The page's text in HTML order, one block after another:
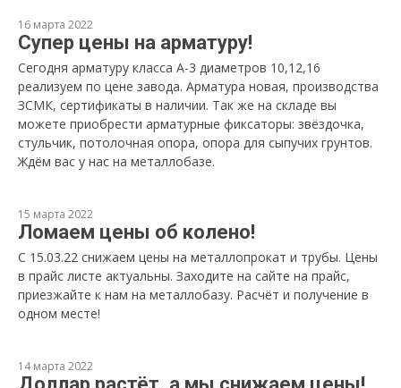
16 марта 2022
Супер цены на арматуру!
Сегодня арматуру класса А-3 диаметров 10,12,16
реализуем по цене завода. Арматура новая, производства
ЗСМК, сертификаты в наличии. Так же на складе вы
можете приобрести арматурные фиксаторы: звёздочка,
стульчик, потолочная опора, опора для сыпучих грунтов.
Ждём вас у нас на металлобазе.
15 марта 2022
Ломаем цены об колено!
С 15.03.22 снижаем цены на металлопрокат и трубы. Цены
в прайс листе актуальны. Заходите на сайте на прайс,
приезжайте к нам на металлобазу. Расчёт и получение в
одном месте!
14 марта 2022